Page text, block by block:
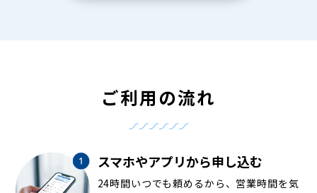
ご利用の流れ
スマホやアプリから申し込む
24時間いつでも頼めるから、営業時間を気